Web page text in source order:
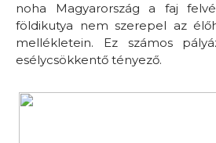
noha Magyarország a faj
földikutya nem szerepel az
mellékletein. Ez számos
esélycsökkentő tényező.